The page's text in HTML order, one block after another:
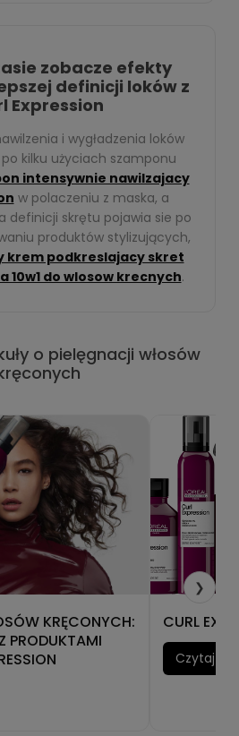
zobacze efekty
definicji loków z
Expression
i wygładzenia loków
kilku użyciach szamponu
intensywnie nawilzajacy
w polaczeniu z maska, a
definicji skrętu pojawia sie po
produktów stylizujących,
krem podkreslajacy skret
10w1 do wlosow krecnych.
o pielęgnacji włosów
❯
KRĘCONYCH:
PRODUKTAMI
CURL
Czytaj